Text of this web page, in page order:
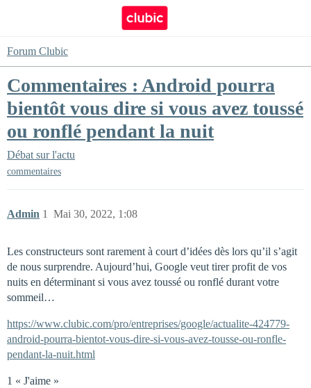
Forum Clubic
Commentaires : Android pourra
bientôt vous dire si vous avez toussé
ou ronflé pendant la nuit
Débat sur l'actu
commentaires
Admin Mai 30, 2022, 1:08
1
Les constructeurs sont rarement à court d’idées dès lors qu’il s’agit
de nous surprendre. Aujourd’hui, Google veut tirer profit de vos
nuits en déterminant si vous avez toussé ou ronflé durant votre
sommeil…
https://www.clubic.com/pro/entreprises/google/actualite-424779-
android-pourra-bientot-vous-dire-si-vous-avez-tousse-ou-ronfle-
pendant-la-nuit.html
1 « J'aime »